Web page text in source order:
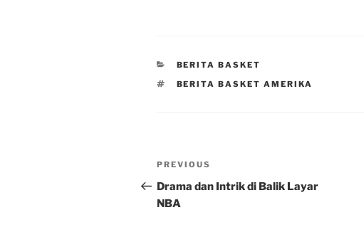
CATEGORIES
BERITA BASKET
TAGS
BERITA BASKET AMERIKA
Post
navigation
Previous
Post
PREVIOUS
Drama dan Intrik di Balik Layar
NBA